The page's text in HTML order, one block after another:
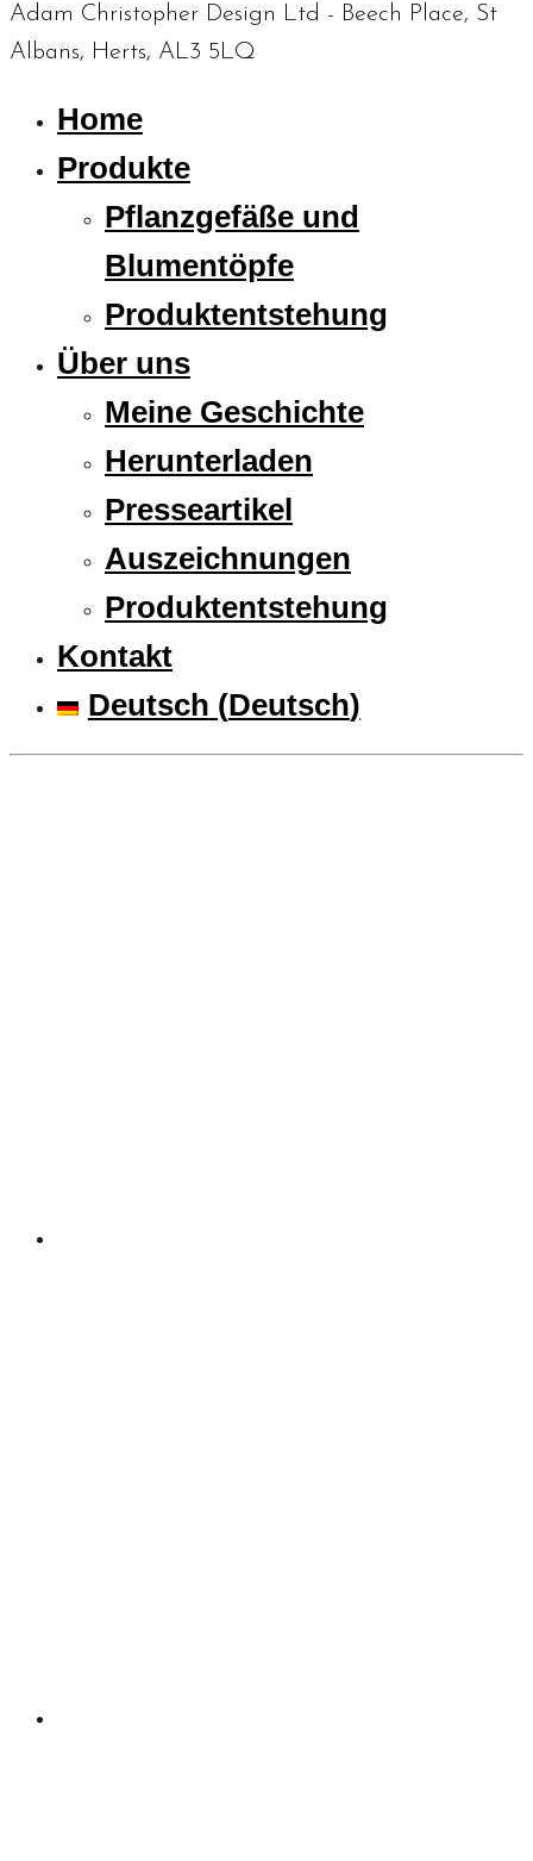
Adam Christopher Design Ltd - Beech Place, St
Albans, Herts, AL3 5LQ
Home
Produkte
Pflanzgefäße und
Blumentöpfe
Produktentstehung
Über uns
Meine Geschichte
Herunterladen
Presseartikel
Auszeichnungen
Produktentstehung
Kontakt
Deutsch (Deutsch)